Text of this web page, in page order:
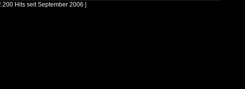
Hits seit September 2006 |